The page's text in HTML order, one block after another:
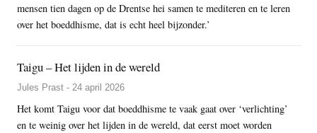
mensen tien dagen op de Drentse hei samen te mediteren en te leren
over het boeddhisme, dat is echt heel bijzonder.’
Taigu – Het lijden in de wereld
Jules Prast - 24 april 2026
Het komt Taigu voor dat boeddhisme te vaak gaat over ‘verlichting’
en te weinig over het lijden in de wereld, dat eerst moet worden